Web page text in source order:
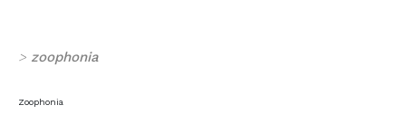
> zoophonia
Zoophonia